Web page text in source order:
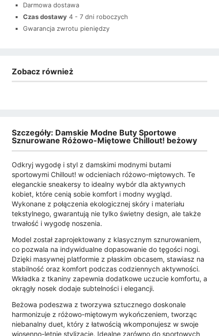
Darmowa dostawa
Czas dostawy 4 - 7 dni roboczych
Gwarancja zwrotu pieniędzy
Zobacz również
Szczegóły: Damskie Modne Buty Sportowe
Sznurowane Różowo-Miętowe Chillout! beżowy
Odkryj wygodę i styl z damskimi modnymi butami
sportowymi Chillout! w odcieniach różowo-miętowych. Te
eleganckie sneakersy to idealny wybór dla aktywnych
kobiet, które cenią sobie komfort i modny wygląd.
Wykonane z połączenia ekologicznej skóry i materiału
tekstylnego, gwarantują nie tylko świetny design, ale także
trwałość i wygodę noszenia.
Model został zaprojektowany z klasycznym sznurowaniem,
co pozwala na indywidualne dopasowanie do tęgości nogi.
Dzięki masywnej platformie z płaskim obcasem, stawiasz na
stabilność oraz komfort podczas codziennych aktywności.
Wkładka z tkaniny zapewnia dodatkowe uczucie komfortu, a
okrągły nosek dodaje subtelności i elegancji.
Beżowa podeszwa z tworzywa sztucznego doskonale
harmonizuje z różowo-miętowym wykończeniem, tworząc
niebanalny duet, który z łatwością wkomponujesz w swoje
wiosenno-letnie stylizacje. Idealne zarówno do sportowych